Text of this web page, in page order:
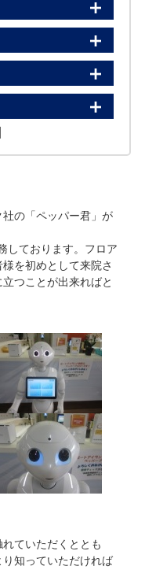
の「ペッパー君」が
しております。フロア
を初めとして来院さ
つことが出来ればと
ていただくととも
知っていただければ